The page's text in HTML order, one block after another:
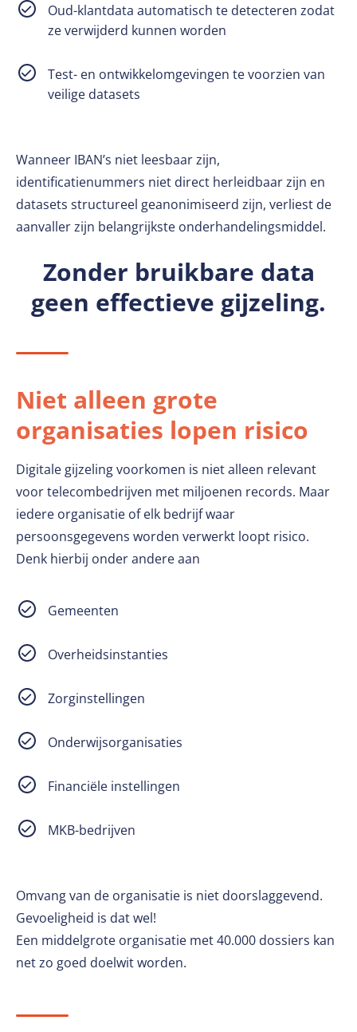
Oud-klantdata automatisch te detecteren zodat
ze verwijderd kunnen worden
Test- en ontwikkelomgevingen te voorzien van
veilige datasets
Wanneer IBAN’s niet leesbaar zijn,
identificatienummers niet direct herleidbaar zijn en
datasets structureel geanonimiseerd zijn, verliest de
aanvaller zijn belangrijkste onderhandelingsmiddel.
Zonder bruikbare data
geen effectieve gijzeling.
Niet alleen grote
organisaties lopen risico
Digitale gijzeling voorkomen is niet alleen relevant
voor telecombedrijven met miljoenen records. Maar
iedere organisatie of elk bedrijf waar
persoonsgegevens worden verwerkt loopt risico.
Denk hierbij onder andere aan
Gemeenten
Overheidsinstanties
Zorginstellingen
Onderwijsorganisaties
Financiële instellingen
MKB-bedrijven
Omvang van de organisatie is niet doorslaggevend.
Gevoeligheid is dat wel!
Een middelgrote organisatie met 40.000 dossiers kan
net zo goed doelwit worden.